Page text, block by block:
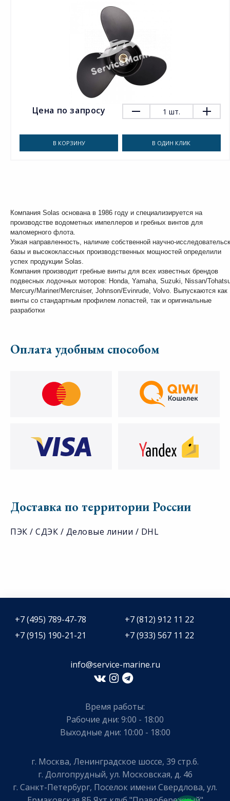
Цена по запросу 1 шт.
В КОРЗИНУ В ОДИН КЛИК
Компания Solas основана в 1986 году и специализируется на
производстве водометных импеллеров и гребных винтов для
маломерного флота.
Узкая направленность, наличие собственной научно-
базы и высококлассных производственных мощностей определили
успех продукции Solas.
Компания производит гребные винты для всех известных брендов
подвесных лодочных моторов: Honda, Yamaha, Suzuki, Nissan/
Mercury/Mariner/Mercruiser, Johnson/Evinrude, Volvo. Выпускаются как
винты со стандартным профилем лопастей, так и оригинальные
разработки
Оплата удобным способом
Доставка по территории России
ПЭК / СДЭК / Деловые линии / DHL
+7 (495) 789-47-78
+7 (812) 912 11 22
+7 (915) 190-21-21
+7 (933) 567 11 22
info@service-marine.ru​​
Время работы:
Рабочие дни: 9:00 - 18:00
Выходные дни: 10:00 - 18:00
г. Москва, Ленинградское шоссе, 39 стр.6.
г. Долгопрудный, ул. Московская, д. 46
г. Санкт-Петербург, Поселок имени Свердлова, ул.